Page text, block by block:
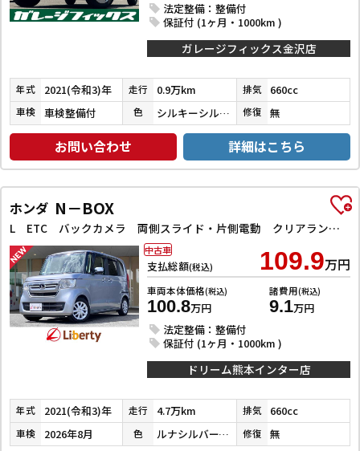
法定整備：整備付
保証付 (1ヶ月・1000km )
ガレージフィックス金沢店
年式 2021(令和3)年 走行 0.9万km 排気 660cc
車検 車検整備付 色 シルキーシルバーメタリック 修復 無
お問い合わせ 詳細はこちら
ホンダ N－BOX
L ETC バックカメラ 両側スライド・片側電動 クリアランスソナー オートクルーズコントロール レーンアシスト 衝突被害軽減システム オートライト スマートキー アイドリングストップ 電動格納ミラー
支払総額(税込) 109.9万円
車両本体価格(税込)
100.8万円
諸費用(税込)
9.1万円
法定整備：整備付
保証付 (1ヶ月・1000km )
中古車
ドリーム熊本インター店
年式 2021(令和3)年 走行 4.7万km 排気 660cc
車検 2026年8月 色 ルナシルバーメタリック 修復 無